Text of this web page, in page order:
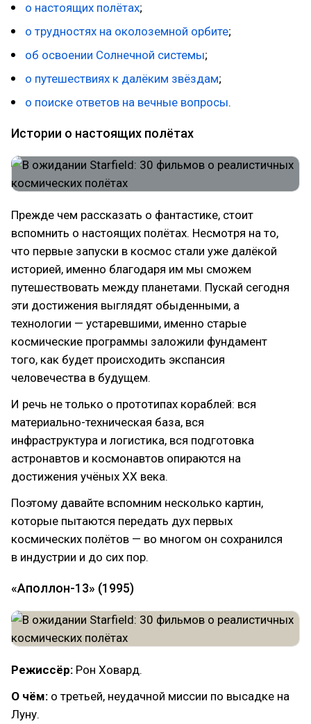
о настоящих полётах;
о трудностях на околоземной орбите;
об освоении Солнечной системы;
о путешествиях к далёким звёздам;
о поиске ответов на вечные вопросы.
Истории о настоящих полётах
Прежде чем рассказать о фантастике, стоит
вспомнить о настоящих полётах. Несмотря на то,
что первые запуски в космос стали уже далёкой
историей, именно благодаря им мы сможем
путешествовать между планетами. Пускай сегодня
эти достижения выглядят обыденными, а
технологии — устаревшими, именно старые
космические программы заложили фундамент
того, как будет происходить экспансия
человечества в будущем.
И речь не только о прототипах кораблей: вся
материально-техническая база, вся
инфраструктура и логистика, вся подготовка
астронавтов и космонавтов опираются на
достижения учёных ХХ века.
Поэтому давайте вспомним несколько картин,
которые пытаются передать дух первых
космических полётов — во многом он сохранился
в индустрии и до сих пор.
«Аполлон-13» (1995)
Режиссёр: Рон Ховард.
О чём: о третьей, неудачной миссии по высадке на
Луну.